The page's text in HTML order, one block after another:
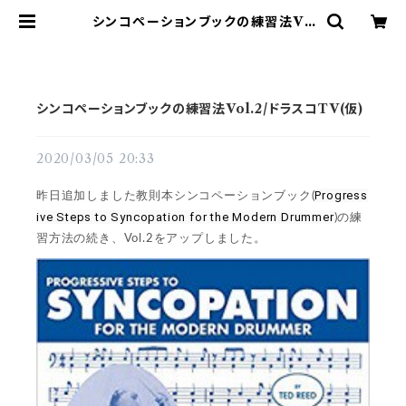
シンコペーションブックの練習法Vo
シンコペーションブックの練習法Vol.2/ドラスコTV(仮)
2020/03/05 20:33
昨日追加しました教則本シンコペーションブック(Progress
ive Steps to Syncopation for the Modern Drummer)の練
習方法の続き、Vol.2をアップしました。